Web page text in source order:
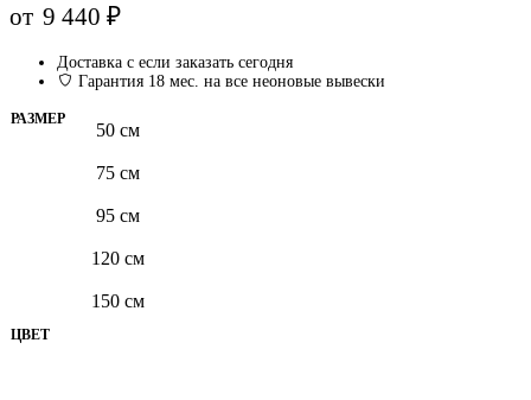
от 9 440₽
Доставка с если заказать сегодня
Гарантия 18 мес. на все неоновые вывески
РАЗМЕР
50 см
75 см
95 см
120 см
150 см
ЦВЕТ